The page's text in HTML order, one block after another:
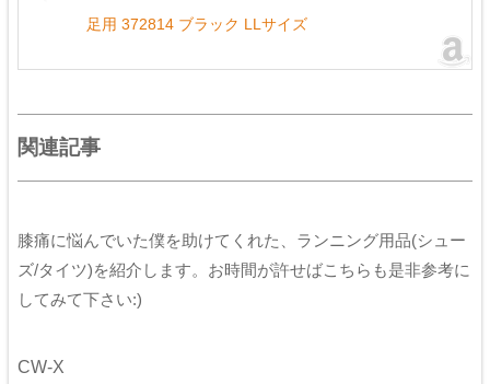
足用 372814 ブラック LLサイズ
関連記事
膝痛に悩んでいた僕を助けてくれた、ランニング用品(シュー
ズ/タイツ)を紹介します。お時間が許せばこちらも是非参考に
してみて下さい:)
CW-X